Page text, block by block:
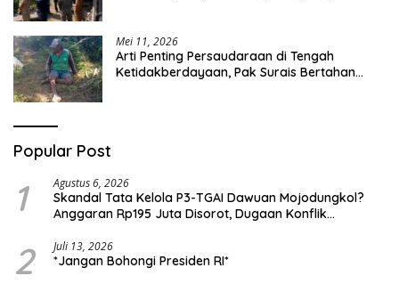
Mei 11, 2026
Arti Penting Persaudaraan di Tengah
Ketidakberdayaan, Pak Surais Bertahan
Popular Post
1 Agustus 6, 2026
Skandal Tata Kelola P3-TGAI Dawuan Mojodungkol?
Anggaran Rp195 Juta Disorot, Dugaan Konflik
2 Juli 13, 2026
*Jangan Bohongi Presiden RI*